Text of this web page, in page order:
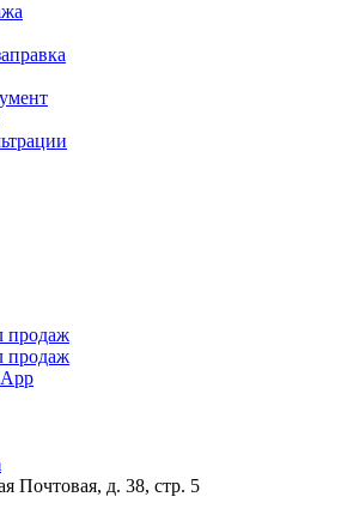
продаж
продаж
Почтовая, д. 38, стр. 5